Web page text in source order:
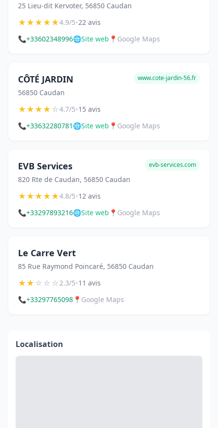
25 Lieu-dit Kervoter, 56850 Caudan
★★★★★4.9/5•22 avis
📞+33602348996🌐Site web 📍 Google Maps
CÔTÉ JARDIN
56850 Caudan
www.cote-jardin-56.fr
★★★★☆4.7/5•15 avis
📞+33632280781 🌐Site web 📍 Google Maps
EVB Services
820 Rte de Caudan, 56850 Caudan
evb-services.com
★★★★★4.8/5•12 avis
📞+33297893216🌐Site web 📍 Google Maps
Le Carre Vert
85 Rue Raymond Poincaré, 56850 Caudan
★★☆☆☆2.3/5•11 avis
📞+33297765098 📍 Google Maps
Localisation